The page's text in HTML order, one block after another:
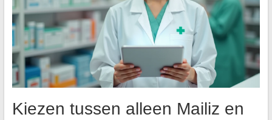
Kiezen tussen alleen Mailiz en